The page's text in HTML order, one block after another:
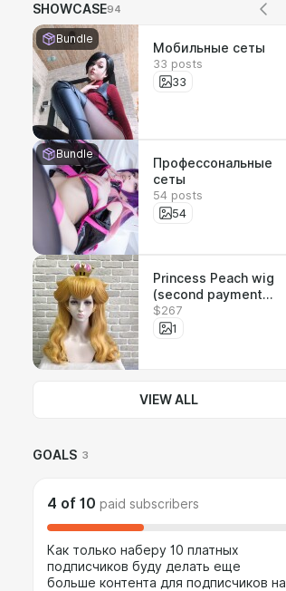
SHOWCASE94
Bundle
Мобильные сеты
33 posts
33
Bundle
Профессональные
сеты
54 posts
54
Princess Peach wig
(second payment
$195 and shipping
$95) / Парик
$267
1
VIEW ALL
GOALS 3
4 of 10 paid subscribers
Как только наберу 10 платных
подписчиков буду делать еще
больше контента для подписчиков на